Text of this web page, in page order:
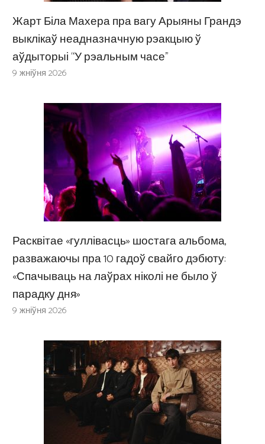
Жарт Біла Махера пра вагу Арыяны Грандэ
выклікаў неадназначную рэакцыю ў
аўдыторыі “У рэальным часе”
9 жніўня 2026
Расквітае «гуллівасць» шостага альбома,
разважаючы пра 10 гадоў свайго дэбюту:
«Спачываць на лаўрах ніколі не было ў
парадку дня»
9 жніўня 2026